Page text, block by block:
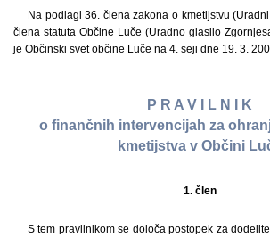
Na podlagi 36. člena zakona o kmetijstvu
člena statuta Občine Luče (Uradno glasilo
je Občinski svet občine Luče na 4. seji dne 19. 3.
P R A V I L N I K
o finančnih intervencijah za
kmetijstva v Občini
1. člen
S tem pravilnikom se določa postopek za